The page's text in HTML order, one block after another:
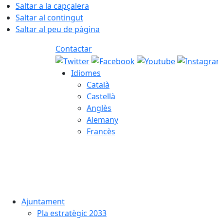
Saltar a la capçalera
Saltar al contingut
Saltar al peu de pàgina
Contactar
Idiomes
Català
Castellà
Anglès
Alemany
Francès
Ajuntament
Pla estratègic 2033